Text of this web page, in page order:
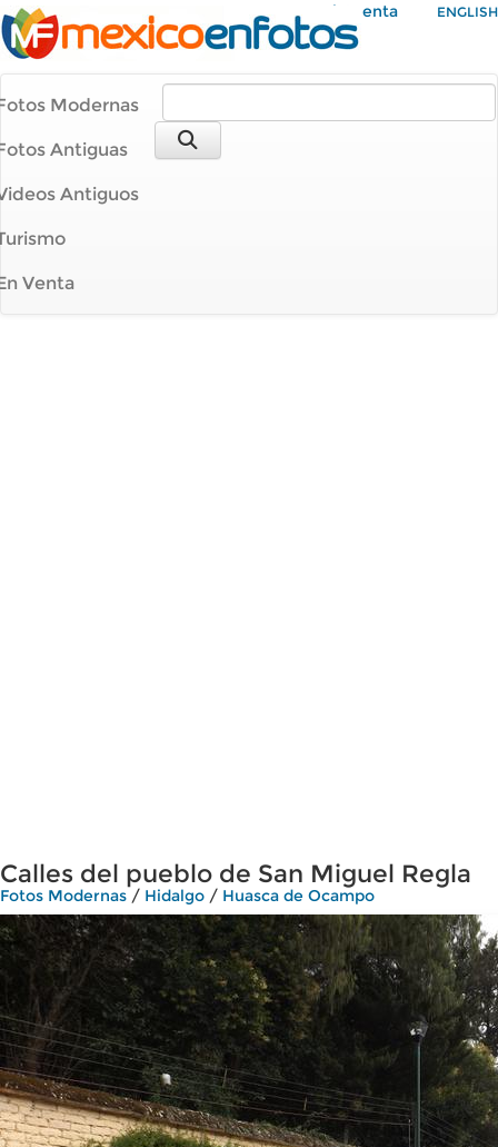
Mi Cuenta ENGLISH
Modernas
Antiguas
Antiguos
Venta
Calles del pueblo de San Miguel Regla
Fotos Modernas / Hidalgo / Huasca de Ocampo